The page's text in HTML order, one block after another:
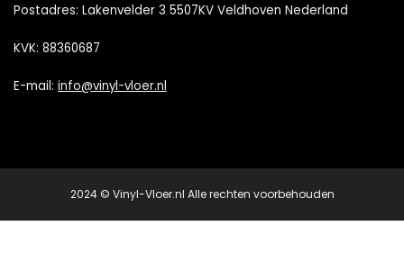
Postadres: Lakenvelder 3 5507KV Veldhoven Nederland
KVK: 88360687
E-mail: info@vinyl-vloer.nl
2024 © Vinyl-Vloer.nl Alle rechten voorbehouden